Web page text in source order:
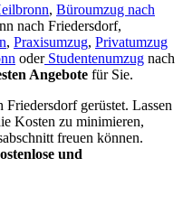
, Büroumzug nach
nach Friedersdorf,
, Praxisumzug, Privatumzug
oderStudentenumzug nach
Angebote für Sie.
gerüstet. Lassen
Kosten zu minimieren,
freuen können.
und